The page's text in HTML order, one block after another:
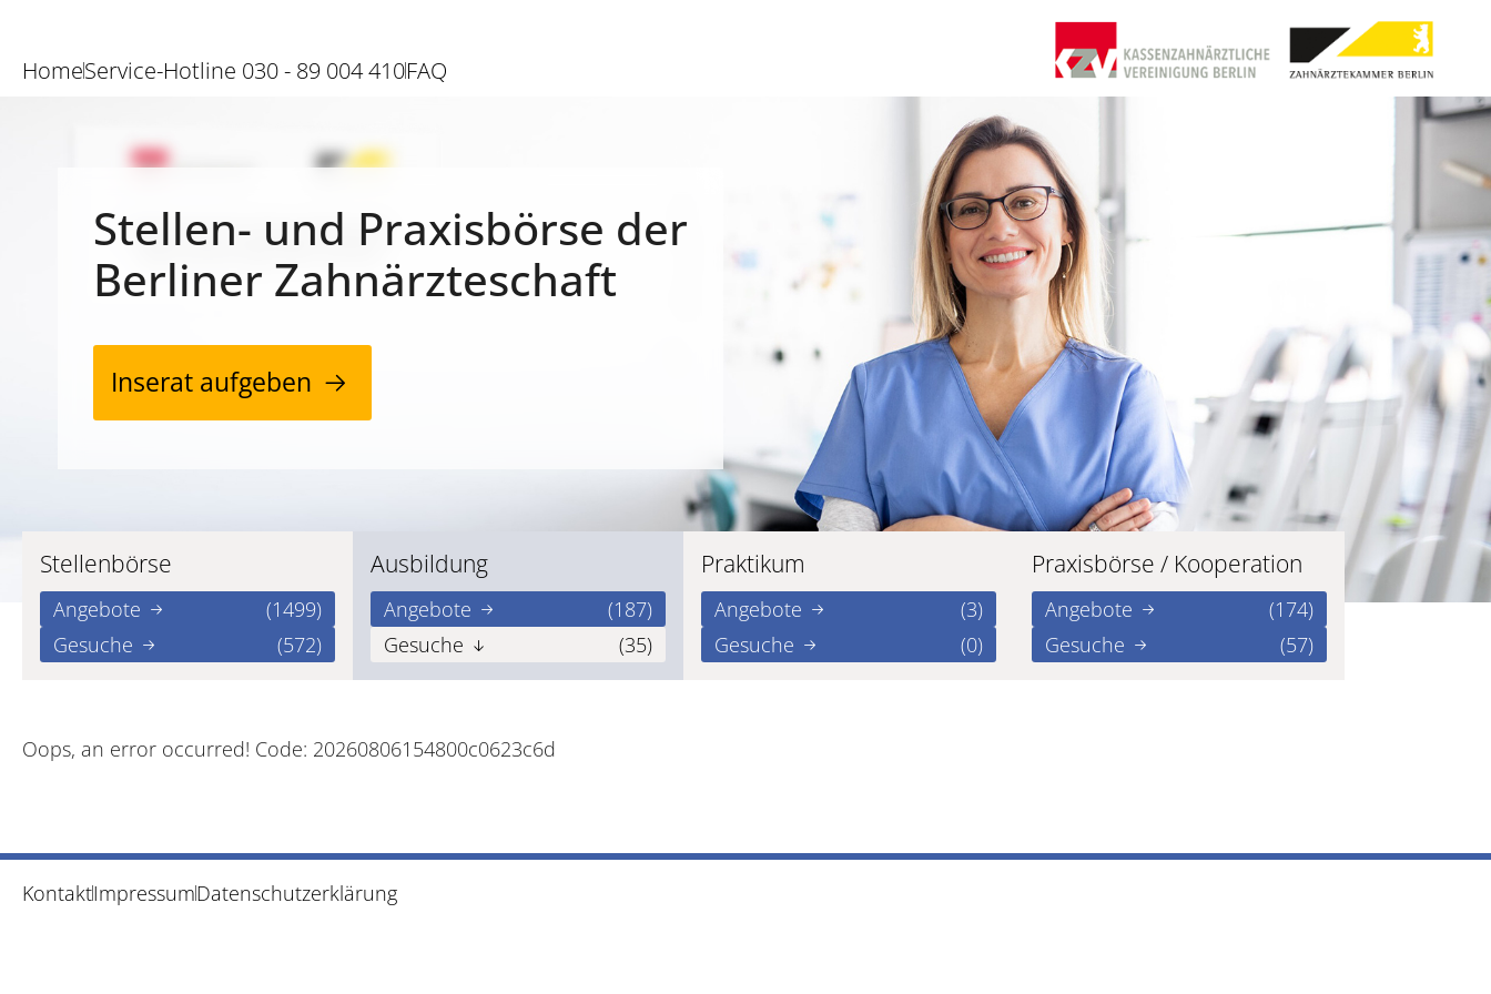
HomeService-Hotline 030 - 89 004 410FAQ
Stellen- und Praxisbörse der
Berliner Zahnärzteschaft
Inserat aufgeben
Stellenbörse
Angebote
(1499)
Gesuche
(572)
Ausbildung
Angebote
(187)
Gesuche
(35)
Praktikum
Angebote
(3)
Gesuche
(0)
Praxisbörse / Kooperation
Angebote
(174)
Gesuche
(57)
Oops, an error occurred! Code: 20260806154800c0623c6d
KontaktImpressumDatenschutzerklärung